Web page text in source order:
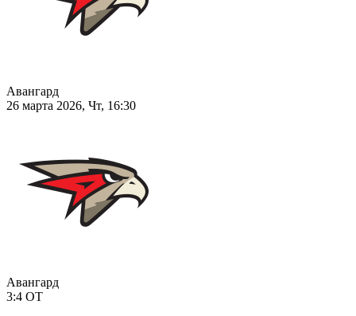
Авангард
26 марта 2026, Чт, 16:30
Авангард
3:4 ОТ